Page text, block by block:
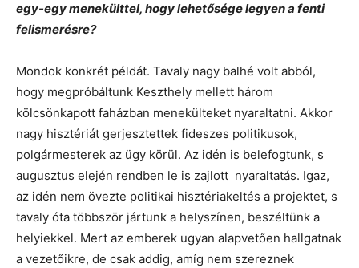
egy-egy menekülttel, hogy lehetősége legyen a fenti
felismerésre?
Mondok konkrét példát. Tavaly nagy balhé volt abból,
hogy megpróbáltunk Keszthely mellett három
kölcsönkapott faházban menekülteket nyaraltatni. Akkor
nagy hisztériát gerjesztettek fideszes politikusok,
polgármesterek az ügy körül. Az idén is belefogtunk, s
augusztus elején rendben le is zajlott nyaraltatás. Igaz,
az idén nem övezte politikai hisztériakeltés a projektet, s
tavaly óta többször jártunk a helyszínen, beszéltünk a
helyiekkel. Mert az emberek ugyan alapvetően hallgatnak
a vezetőikre, de csak addig, amíg nem szereznek